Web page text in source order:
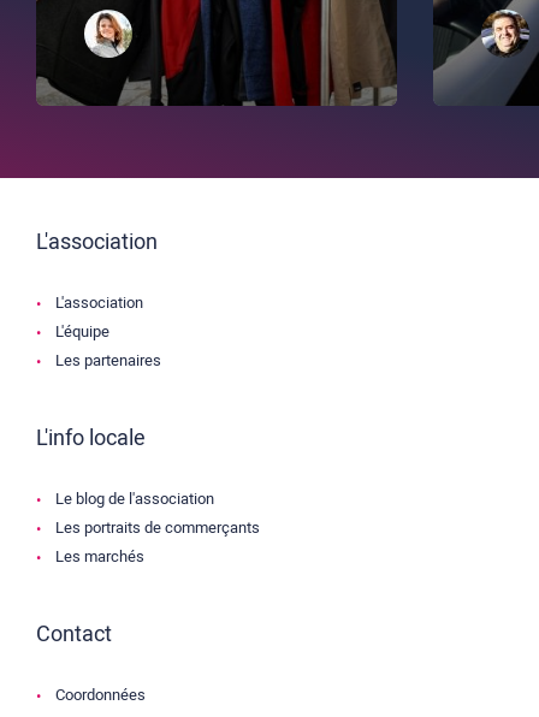
L'association
L'association
L'équipe
Les partenaires
L'info locale
Le blog de l'association
Les portraits de commerçants
Les marchés
Contact
Coordonnées